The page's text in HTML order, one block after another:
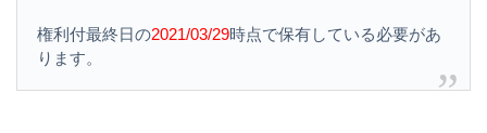
権利付最終日の2021/03/29時点で保有している必要があ
ります。